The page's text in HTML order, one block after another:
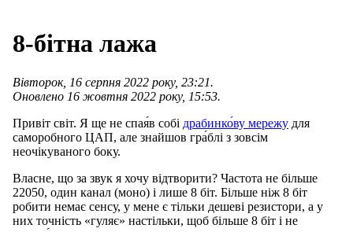
8-бітна лажа
Вівторок, 16 серпня 2022 року, 23:21.
Оновлено 16 жовтня 2022 року, 15:53.
Привіт світ. Я ще не спая́в собі драбинко́ву мережу для
саморобного ЦАП, але знайшов гра́блі з зовсім
неочікуваного боку.
Власне, що за звук я хочу відтворити? Частота не більше
22050, один канал (моно) і лише 8 біт. Більше ніж 8 біт
робити немає сенсу, у мене є тільки дешеві резистори, а у
них точність «гуляє» настільки, щоб більше 8 біт і не